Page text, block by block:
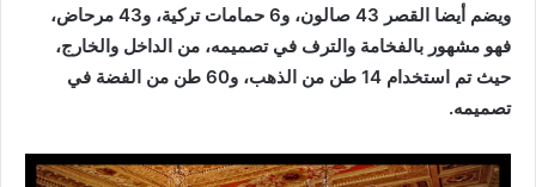
ويضم أيضا القصر 43 صالون، و6 حمامات تركية، و43 مرحاض،
فهو مشهور بالفخامة والترف في تصميمه، من الداخل والخارج،
حيث تم استخدام 14 طن من الذهب، و60 طن من الفضة في
تصميمه.